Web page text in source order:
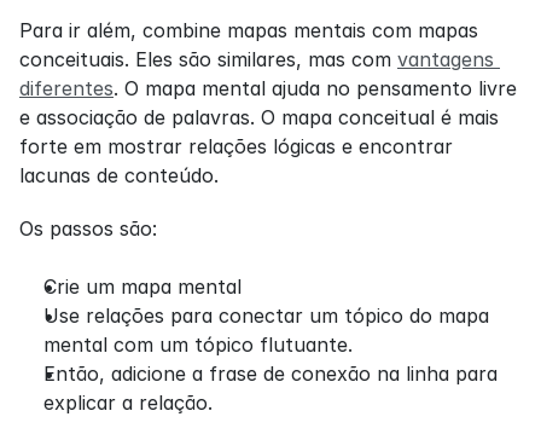
Para ir além, combine mapas mentais com mapas
conceituais. Eles são similares, mas com vantagens
diferentes. O mapa mental ajuda no pensamento livre
e associação de palavras. O mapa conceitual é mais
forte em mostrar relações lógicas e encontrar
lacunas de conteúdo.
Os passos são:
Crie um mapa mental
Use relações para conectar um tópico do mapa
mental com um tópico flutuante.
Então, adicione a frase de conexão na linha para
explicar a relação.